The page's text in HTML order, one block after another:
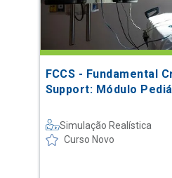
FCCS - Fundamental
Support: Módulo
Simulação Realística
Curso Novo